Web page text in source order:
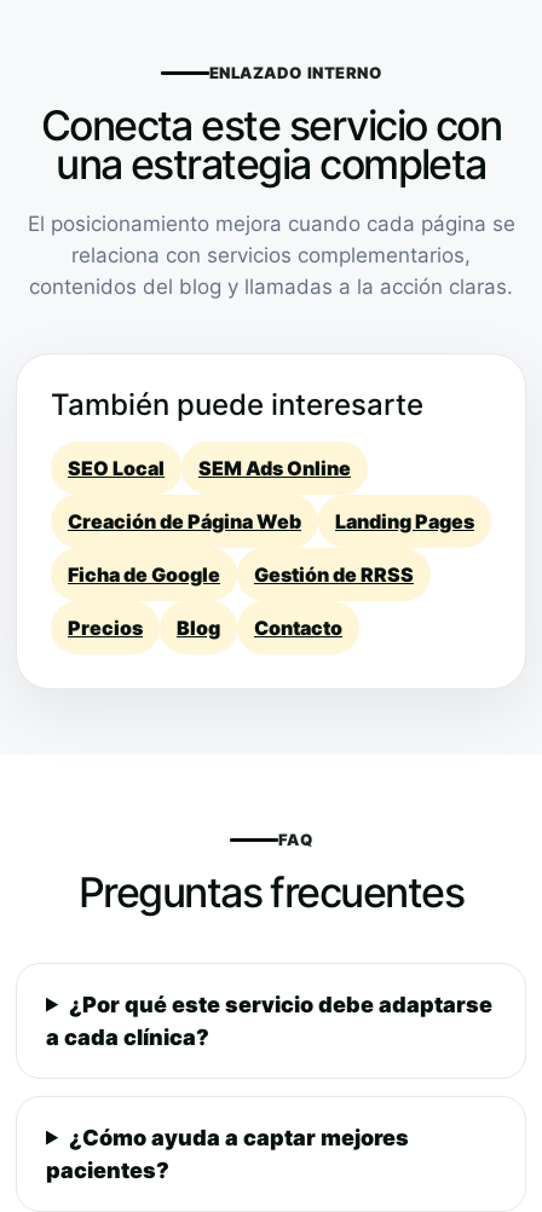
ENLAZADO INTERNO
Conecta este servicio con
una estrategia completa
El posicionamiento mejora cuando cada página se
relaciona con servicios complementarios,
contenidos del blog y llamadas a la acción claras.
También puede interesarte
SEO Local SEM Ads Online
Creación de Página Web Landing Pages
Ficha de Google Gestión de RRSS
Precios Blog Contacto
FAQ
Preguntas frecuentes
¿Por qué este servicio debe adaptarse
a cada clínica?
¿Cómo ayuda a captar mejores
pacientes?